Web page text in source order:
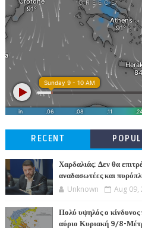
RECENT
Χαρδαλιάς: Δεν θα
αναδασωτέες και
Unknown Aug 09,
Πολύ υψηλός ο κίνδυνος
αύριο Κυριακή 9/8-